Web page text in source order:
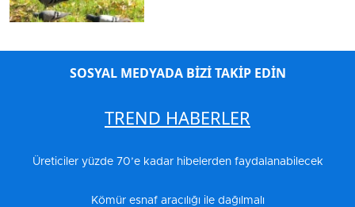
SOSYAL MEDYADA BİZİ TAKİP EDİN
TREND HABERLER
Üreticiler yüzde 70’e kadar hibelerden faydalanabilecek
Kömür esnaf aracılığı ile dağılmalı